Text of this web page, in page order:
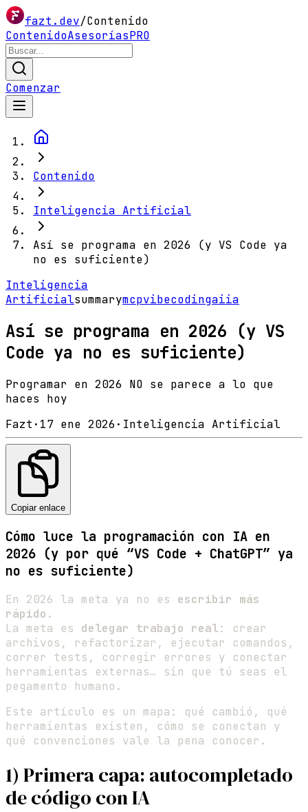
fazt.dev/Contenido
ContenidoAsesoríasPRO
Comenzar
Contenido
Inteligencia Artificial
Así se programa en 2026 (y VS Code ya
no es suficiente)
Inteligencia
Artificialsummarymcpvibecodingaiia
Así se programa en 2026 (y VS
Code ya no es suficiente)
Programar en 2026 NO se parece a lo que
haces hoy
Fazt · 17 ene 2026· Inteligencia Artificial
Copiar enlace
Cómo luce la programación con IA en
2026 (y por qué “VS Code + ChatGPT” ya
no es suficiente)
En 2026 la meta ya no es escribir más
rápido .
La meta es delegar trabajo real: crear
archivos, refactorizar, ejecutar comandos,
correr tests, corregir errores y conectar
herramientas externas… sin que tú seas el
pegamento humano.
Este artículo es un mapa: qué cambió, qué
herramientas existen, cómo se conectan y
qué convenciones vale la pena conocer.
1) Primera capa: autocompletado
de código con IA